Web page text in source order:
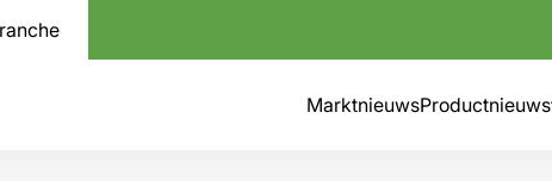
MarktnieuwsProductnieuws